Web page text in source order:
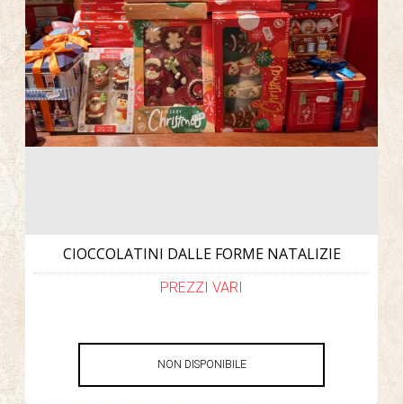
CIOCCOLATINI DALLE FORME NATALIZIE
PREZZI VARI
NON DISPONIBILE